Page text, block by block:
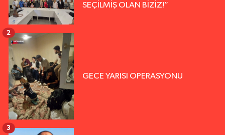
SEÇİLMİŞ OLAN BİZİZ!”
GECE YARISI OPERASYONU
2
3